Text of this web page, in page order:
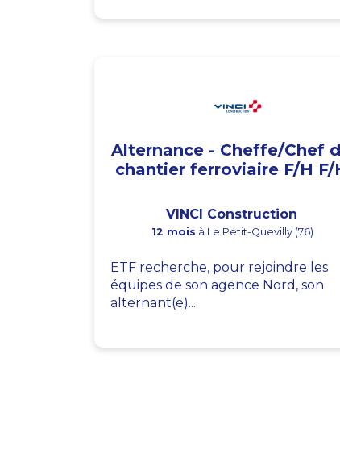
Alternance - Cheffe/Chef
chantier ferroviaire F/H F/
VINCI Construction
12 mois à Le Petit-Quevilly (76)
ETF recherche, pour rejoindre les
équipes de son agence Nord, son
alternant(e)...